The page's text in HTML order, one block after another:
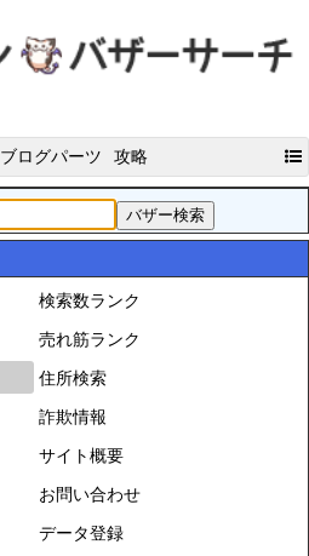
ブログパーツ 攻略
検索数ランク
売れ筋ランク
住所検索
詐欺情報
サイト概要
お問い合わせ
データ登録